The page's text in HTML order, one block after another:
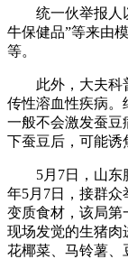
统一伙举报人以
牛保健品”等来由
等。
此外，大夫科普
传性溶血性疾病。
一般不会激发蚕豆
下蚕豆后，可能诱
5月7日，山东滕
年5月7日，接群
变质食材，该局第
现场发觉的生猪肉
花椰菜、马铃薯、